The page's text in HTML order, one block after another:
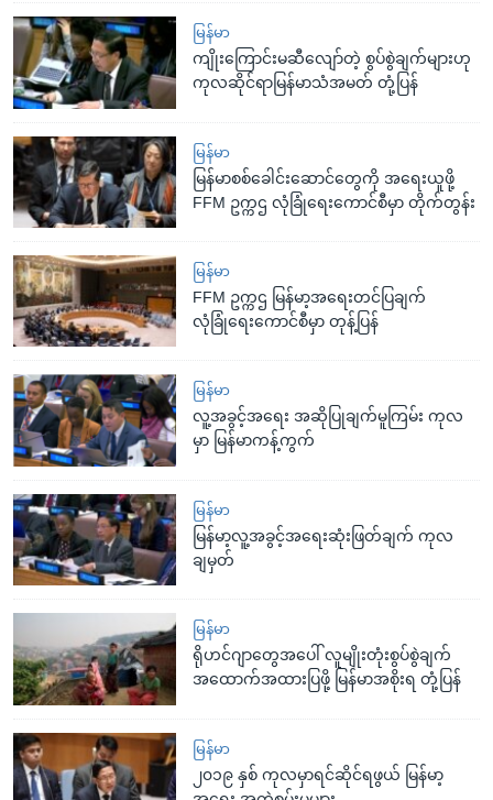
မြန်မာ
ကျိုးကြောင်းမဆီလျော်တဲ့ စွပ်စွဲချက်များဟု
ကုလဆိုင်ရာမြန်မာသံအမတ် တုံ့ပြန်
မြန်မာ
မြန်မာစစ်ခေါင်းဆောင်တွေကို အရေးယူဖို့
FFM ဥက္ကဌ လုံခြုံရေးကောင်စီမှာ တိုက်တွန်း
မြန်မာ
FFM ဥက္ကဌ မြန်မာ့အရေးတင်ပြချက်
လုံခြုံရေးကောင်စီမှာ တုန့်ပြန်
မြန်မာ
လူ့အခွင့်အရေး အဆိုပြုချက်မူကြမ်း ကုလ
မှာ မြန်မာကန့်ကွက်
မြန်မာ
မြန်မာ့လူ့အခွင့်အရေးဆုံးဖြတ်ချက် ကုလ
ချမှတ်
မြန်မာ
ရိုဟင်ဂျာတွေအပေါ် လူမျိုးတုံးစွပ်စွဲချက်
အထောက်အထားပြဖို့ မြန်မာအစိုးရ တုံ့ပြန်
မြန်မာ
၂၀၁၉ နှစ် ကုလမှာရင်ဆိုင်ရဖွယ် မြန်မာ့